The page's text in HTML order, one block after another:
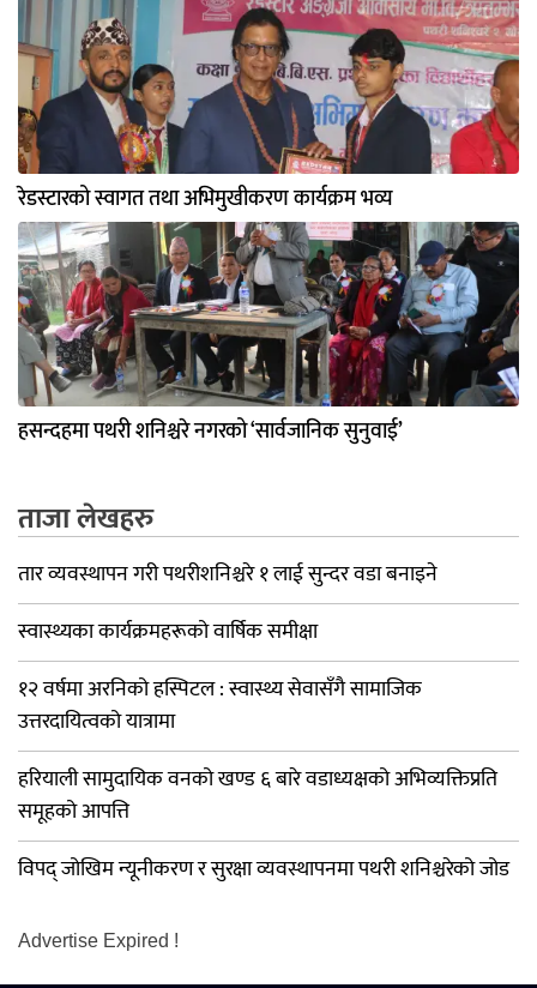
रेडस्टारको स्वागत तथा अभिमुखीकरण कार्यक्रम भव्य
हसन्दहमा पथरी शनिश्चरे नगरको ‘सार्वजानिक सुनुवाई’
ताजा लेखहरु
तार व्यवस्थापन गरी पथरीशनिश्चरे १ लाई सुन्दर वडा बनाइने
स्वास्थ्यका कार्यक्रमहरूको वार्षिक समीक्षा
१२ वर्षमा अरनिको हस्पिटल : स्वास्थ्य सेवासँगै सामाजिक
उत्तरदायित्वको यात्रामा
हरियाली सामुदायिक वनको खण्ड ६ बारे वडाध्यक्षको अभिव्यक्तिप्रति
समूहको आपत्ति
विपद् जोखिम न्यूनीकरण र सुरक्षा व्यवस्थापनमा पथरी शनिश्चरेको जोड
Advertise Expired !